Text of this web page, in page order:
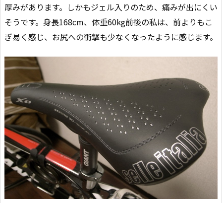
厚みがあります。しかもジェル入りのため、痛みが出にくい
そうです。身長168cm、体重60kg前後の私は、前よりもこ
ぎ易く感じ、お尻への衝撃も少なくなったように感じます。